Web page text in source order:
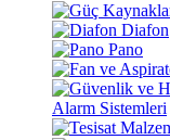
Diafon
Pano
Alarm Sistemleri